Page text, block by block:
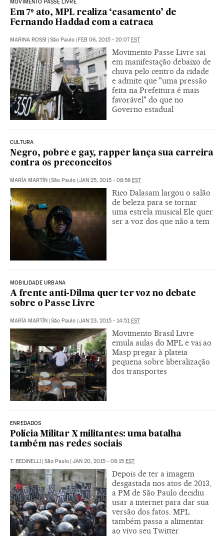
MOVIMENTO PASSE LIVRE
Em 7º ato, MPL realiza ‘casamento’ de
Fernando Haddad com a catraca
MARINA ROSSI | São Paulo | FEB 06, 2015 - 20:07EST
Movimento Passe Livre sai
em manifestação debaixo de
chuva pelo centro da cidade
e admite que "uma pressão
feita na Prefeitura é mais
favorável" do que no
Governo estadual
CULTURA
Negro, pobre e gay, rapper lança sua carreira
contra os preconceitos
MARÍA MARTÍN | São Paulo | JAN 25, 2015 - 08:58 EST
Rico Dalasam largou o salão
de beleza para se tornar
uma estrela musical Ele quer
ser a voz dos que não a tem
MOBILIDADE URBANA
A frente anti-Dilma quer ter voz no debate
sobre o Passe Livre
MARÍA MARTÍN | São Paulo | JAN 23, 2015 - 14:51EST
Movimento Brasil Livre
emula aulas do MPL e vai ao
Masp pregar à plateia
pequena sobre liberalização
dos transportes
ENREDADOS
Polícia Militar X militantes: uma batalha
também nas redes sociais
T. BEDINELLI | São Paulo | JAN 20, 2015 - 08:15 EST
Depois de ter a imagem
desgastada nos atos de 2013,
a PM de São Paulo decidiu
usar a internet para dar sua
versão dos fatos. MPL
também passa a alimentar
ao vivo seu Twitter